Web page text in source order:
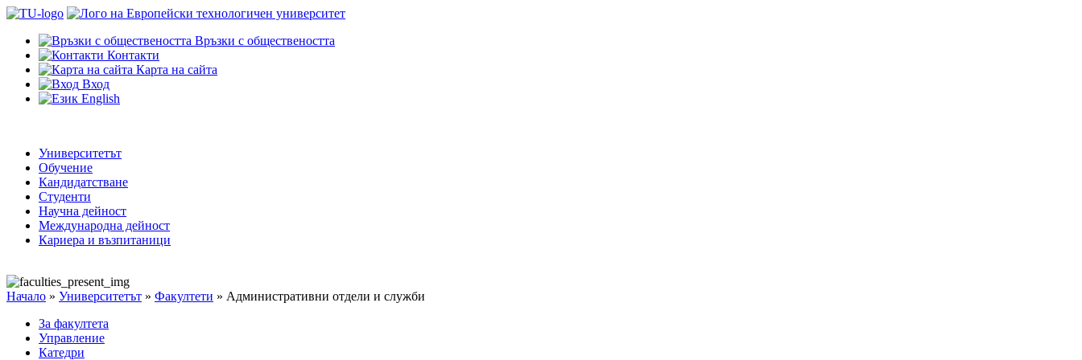
Връзки с обществеността
Контакти
Карта на сайта
Вход
English
Университетът
Обучение
Кандидатстване
Студенти
Научна дейност
Международна дейност
Кариера и възпитаници
Начало » Университетът » Факултети » Административни отдели и служби
За факултета
Управление
Катедри